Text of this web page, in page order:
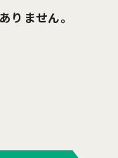
りません。